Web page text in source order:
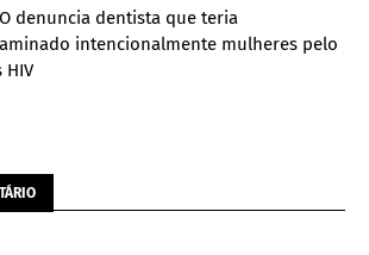
denuncia dentista que teria
intencionalmente mulheres pelo
HIV